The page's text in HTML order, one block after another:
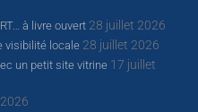
à livre ouvert 28 juillet 2026
visibilité locale 28 juillet 2026
un petit site vitrine 17 juillet